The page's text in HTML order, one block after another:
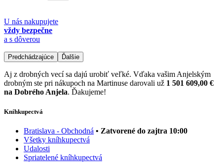
U nás nakupujete
vždy bezpečne
a s dôverou
Predchádzajúce Ďalšie
Aj z drobných vecí sa dajú urobiť veľké. Vďaka vašim Anjelským
drobným ste pri nákupoch na Martinuse darovali už 1 501 609,00 €
na Dobrého Anjela. Ďakujeme!
Kníhkupectvá
Bratislava - Obchodná • Zatvorené do zajtra 10:00
Všetky kníhkupectvá
Udalosti
Spriatelené kníhkupectvá